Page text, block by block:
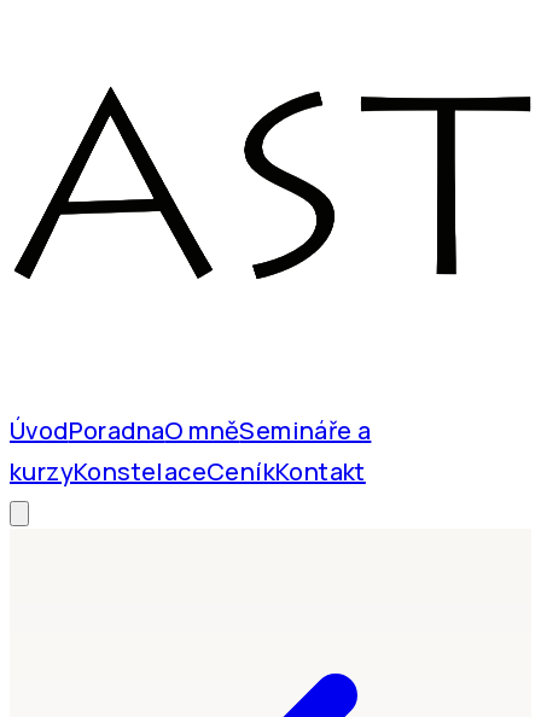
ÚvodPoradnaO mněSemináře a
kurzyKonstelaceCeníkKontakt